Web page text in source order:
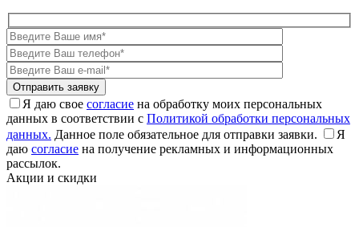
Я даю свое согласие на обработку моих персональных
данных в соответствии с Политикой обработки персональных
данных. Данное поле обязательное для отправки заявки.
Я
даю согласие на получение рекламных и информационных
рассылок.
Акции и скидки